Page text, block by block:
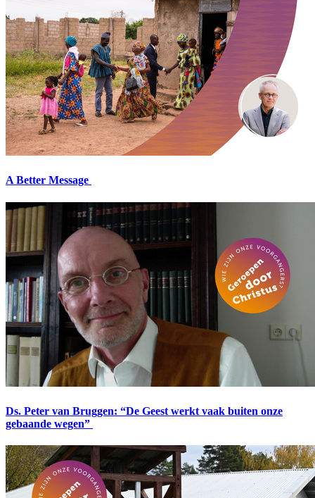
A Better Message
Ds. Peter van Bruggen: “De Geest werkt vaak buiten onze
gebaande wegen”